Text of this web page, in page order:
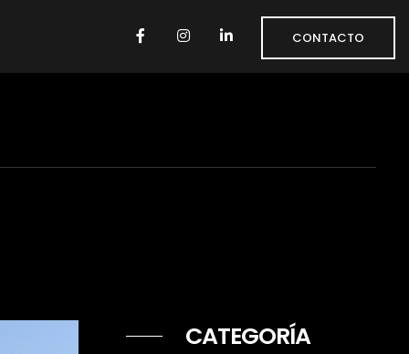
CONTACTO
CATEGORÍA